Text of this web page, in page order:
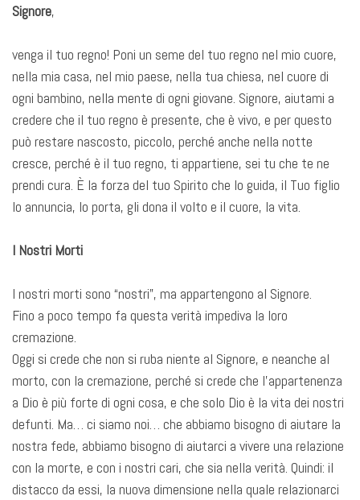
Signore,
venga il tuo regno! Poni un seme del tuo regno nel mio cuore,
nella mia casa, nel mio paese, nella tua chiesa, nel cuore di
ogni bambino, nella mente di ogni giovane. Signore, aiutami a
credere che il tuo regno è presente, che è vivo, e per questo
può restare nascosto, piccolo, perché anche nella notte
cresce, perché è il tuo regno, ti appartiene, sei tu che te ne
prendi cura. È la forza del tuo Spirito che lo guida, il Tuo figlio
lo annuncia, lo porta, gli dona il volto e il cuore, la vita.
I Nostri Morti
I nostri morti sono “nostri”, ma appartengono al Signore.
Fino a poco tempo fa questa verità impediva la loro
cremazione.
Oggi si crede che non si ruba niente al Signore, e neanche al
morto, con la cremazione, perché si crede che l’appartenenza
a Dio è più forte di ogni cosa, e che solo Dio è la vita dei nostri
defunti. Ma… ci siamo noi… che abbiamo bisogno di aiutare la
nostra fede, abbiamo bisogno di aiutarci a vivere una relazione
con la morte, e con i nostri cari, che sia nella verità. Quindi: il
distacco da essi, la nuova dimensione nella quale relazionarci